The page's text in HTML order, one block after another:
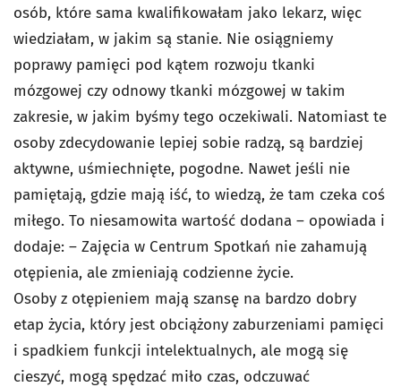
osób, które sama kwalifikowałam jako lekarz, więc
wiedziałam, w jakim są stanie. Nie osiągniemy
poprawy pamięci pod kątem rozwoju tkanki
mózgowej czy odnowy tkanki mózgowej w takim
zakresie, w jakim byśmy tego oczekiwali. Natomiast te
osoby zdecydowanie lepiej sobie radzą, są bardziej
aktywne, uśmiechnięte, pogodne. Nawet jeśli nie
pamiętają, gdzie mają iść, to wiedzą, że tam czeka coś
miłego. To niesamowita wartość dodana – opowiada i
dodaje: – Zajęcia w Centrum Spotkań nie zahamują
otępienia, ale zmieniają codzienne życie.
Osoby z otępieniem mają szansę na bardzo dobry
etap życia, który jest obciążony zaburzeniami pamięci
i spadkiem funkcji intelektualnych, ale mogą się
cieszyć, mogą spędzać miło czas, odczuwać